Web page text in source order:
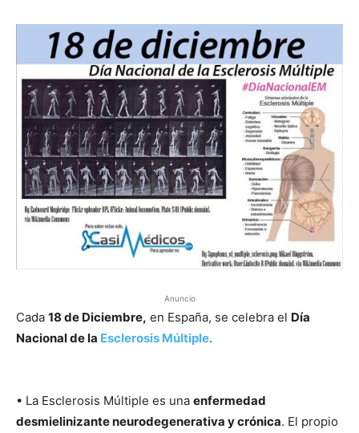
Anuncio
Cada 18 de Diciembre, en España, se celebra el Día
Nacional de la Esclerosis Múltiple.
• La Esclerosis Múltiple es una enfermedad
desmielinizante neurodegenerativa y crónica. El propio